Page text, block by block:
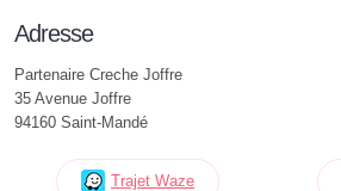
Adresse
Partenaire Creche Joffre
35 Avenue Joffre
94160 Saint-Mandé
Trajet Waze